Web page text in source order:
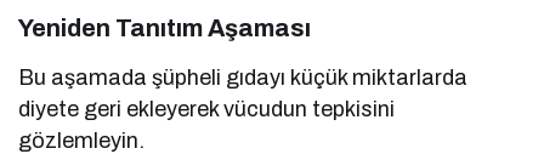
Yeniden Tanıtım Aşaması
Bu aşamada şüpheli gıdayı küçük miktarlarda
diyete geri ekleyerek vücudun tepkisini
gözlemleyin.